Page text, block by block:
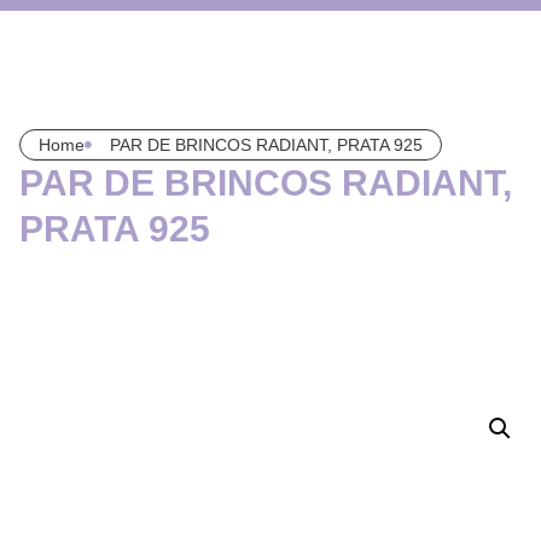
Home PAR DE BRINCOS RADIANT, PRATA 925
PAR DE BRINCOS RADIANT,
PRATA 925